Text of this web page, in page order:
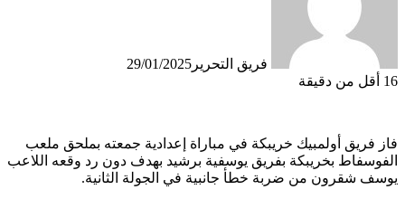
فريق التحرير 29/01/2025
16 أقل من دقيقة
فاز فريق أولمبيك خريبكة في مباراة إعدادية جمعته بملحق ملعب
الفوسفاط بخريبكة بفريق يوسفية برشيد بهدف دون رد وقعه اللاعب
يوسف شقرون من ضربة خطأ جانبية في الجولة الثانية.